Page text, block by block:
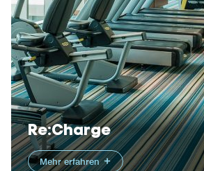
Re:Charge
Mehr erfahren